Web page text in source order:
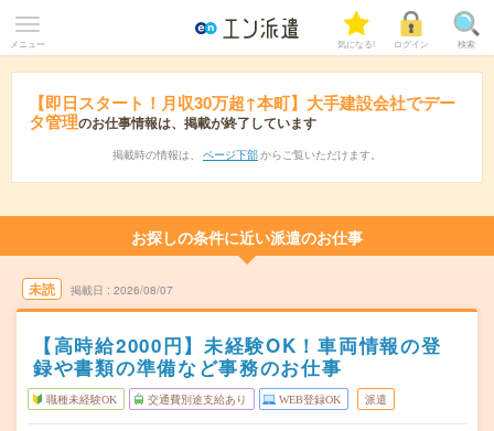
メニュー 気になる! ログイン 検索
【即日スタート！月収30万超↑本町】大手建設会社でデー
タ管理のお仕事情報は、掲載が終了しています
掲載時の情報は、 ページ下部 からご覧いただけます。
お探しの条件に近い派遣のお仕事
未読 掲載日 2026/08/07
【高時給2000円】未経験OK！車両情報の登
録や書類の準備など事務のお仕事
職種未経験OK 交通費別途支給あり WEB登録OK 派遣